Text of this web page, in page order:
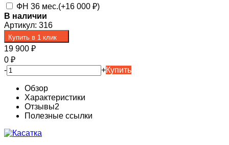
ФН 36 мес.(+16 000 ₽)
В наличии
Артикул: 316
Купить в 1 клик
19 900 ₽
0 ₽
-
+Купить
Обзор
Характеристики
Отзывы2
Полезные ссылки